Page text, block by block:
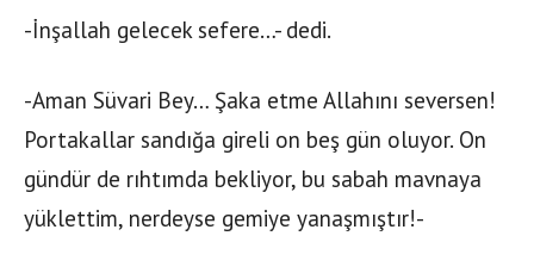
-İnşallah gelecek sefere…- dedi.
-Aman Süvari Bey… Şaka etme Allahını seversen!
Portakallar sandığa gireli on beş gün oluyor. On
gündür de rıhtımda bekliyor, bu sabah mavnaya
yüklettim, nerdeyse gemiye yanaşmıştır!-